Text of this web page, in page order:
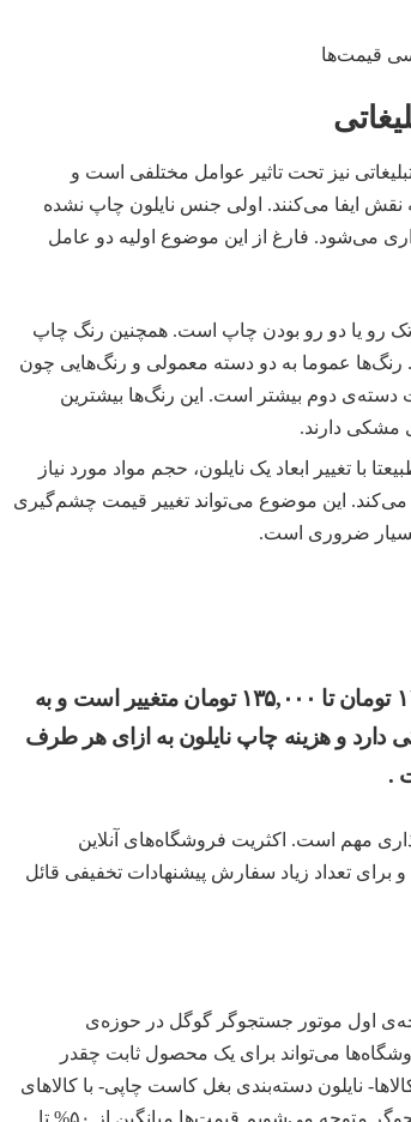
نیز تحت تاثیر عوامل مختلفی است و
ایفا می‌کنند. اولی جنس نایلون چاپ نشده
می‌شود. فارغ از این موضوع اولیه دو عامل
‌‌رو یا دو رو بودن چاپ است. همچنین رنگ چاپ
رنگ‌ها عموما به دو دسته معمولی و رنگ‌هایی چون
دوم بیشتر است. این رنگ‌ها بیشترین
مشکی دارند.
با تغییر ابعاد یک نایلون، حجم مواد مورد نیاز
می‌کند. این موضوع می‌تواند تغییر قیمت چشم‌گیری
ضروری است.
قیمت نایلون تبلیغاتی از کیلویی ۱۱۵,۰۰۰ تومان تا ۱۳۵,۰۰۰ تومان متغییر است و به
و هزینه چاپ نایلون به ازای هر طرف
مهم است. اکثریت فروشگاه‌های آنلاین
نمی‌کنند و برای تعداد زیاد سفارش پیشنهادات تخفیفی قائل
انجام شده در میان ۵ نتیجه‌ی اول موتور جستجوگر گوگل در حوزه‌ی
می‌تواند برای یک محصول ثابت چقدر
نایلون دسته‌بندی بغل کاست چاپی- با کالاهای
یکسان در ۵ وبسایت اول در این موتور جستجوگر متوجه می‌شویم قیمت‌ها میانگین از ۵۰% تا